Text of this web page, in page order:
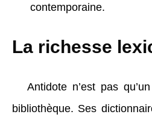
contemporaine.
La richesse
Antidote n’est pas
bibliothèque. Ses